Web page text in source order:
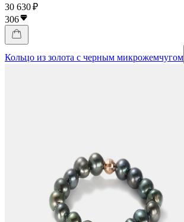
30 630 ₽
306
Кольцо из золота с черным микрожемчугом